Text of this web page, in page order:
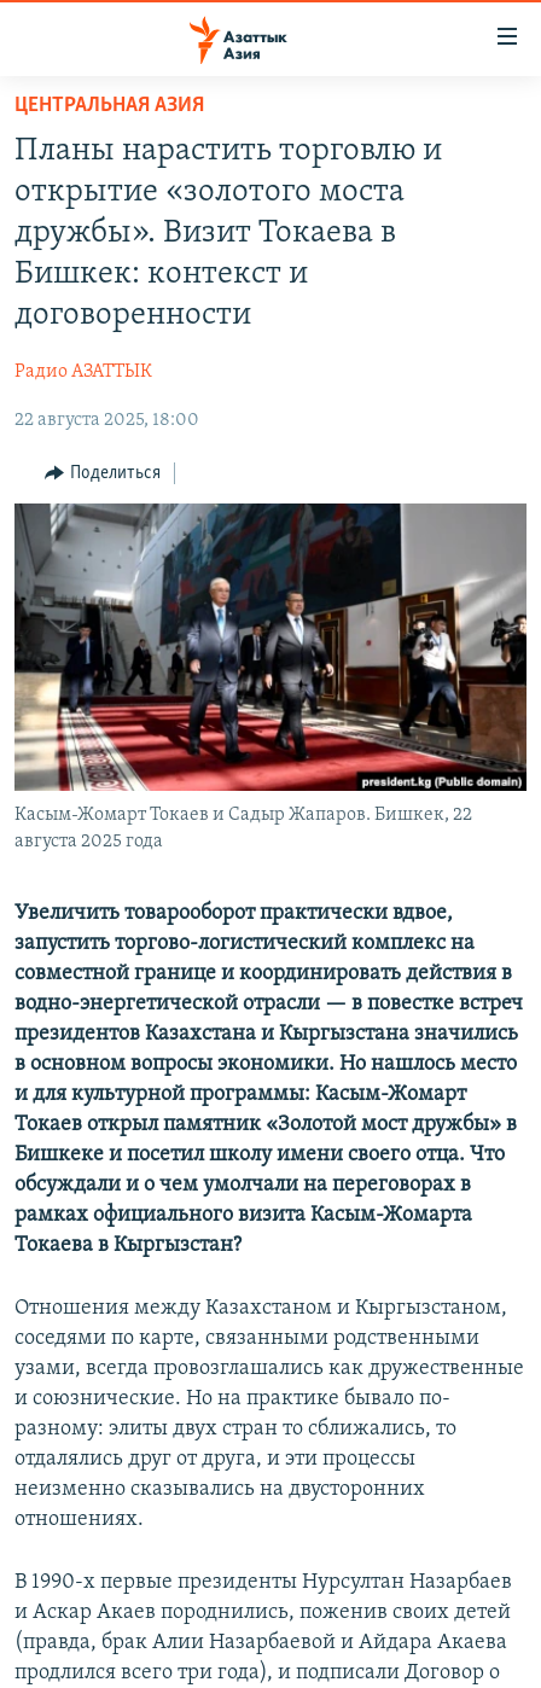
Вернуться
основному
содержанию
Вернутся
главной
навигации
КЫРГЫЗСТАН
ВОЙНА В УКРАИНЕ
НА ДРУГИХ ЯЗЫКАХ
ТОҶИКӢ
TÜRKMENÇE
ПОДПИШИТЕСЬ НА НАС В СОЦСЕТЯХ
Все сайты РСЕ/РС
ЦЕНТРАЛЬНАЯ АЗИЯ
Планы нарастить торговлю и
открытие «золотого моста
дружбы». Визит Токаева в
Бишкек: контекст и
договоренности
Радио АЗАТТЫК
22 августа 2025, 18:00
Поделиться
Касым-Жомарт Токаев и Садыр Жапаров. Бишкек, 22
августа 2025 года
Увеличить товарооборот практически вдвое,
запустить торгово-логистический комплекс на
совместной границе и координировать действия в
водно-энергетической отрасли — в повестке встреч
президентов Казахстана и Кыргызстана значились
в основном вопросы экономики. Но нашлось место
и для культурной программы: Касым-Жомарт
Токаев открыл памятник «Золотой мост дружбы» в
Бишкеке и посетил школу имени своего отца. Что
обсуждали и о чем умолчали на переговорах в
рамках официального визита Касым-Жомарта
Токаева в Кыргызстан?
Отношения между Казахстаном и Кыргызстаном,
соседями по карте, связанными родственными
узами, всегда провозглашались как дружественные
и союзнические. Но на практике бывало по-
разному: элиты двух стран то сближались, то
отдалялись друг от друга, и эти процессы
неизменно сказывались на двусторонних
отношениях.
В 1990-х первые президенты Нурсултан Назарбаев
и Аскар Акаев породнились, поженив своих детей
(правда, брак Алии Назарбаевой и Айдара Акаева
продлился всего три года), и подписали Договор о